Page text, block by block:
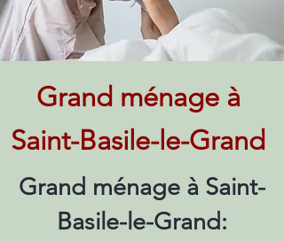
Grand ménage à
Saint-Basile-le-Grand
Grand ménage à Saint-
Basile-le-Grand: